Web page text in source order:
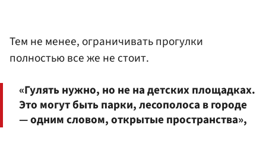
Тем не менее, ограничивать прогулки
полностью все же не стоит.
«Гулять нужно, но не на детских площадках.
Это могут быть парки, лесополоса в городе
— одним словом, открытые пространства»,